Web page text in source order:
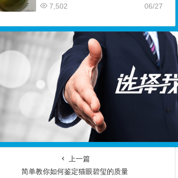
06/27
7,502
上一篇
简单教你如何鉴定猫眼碧玺的质量